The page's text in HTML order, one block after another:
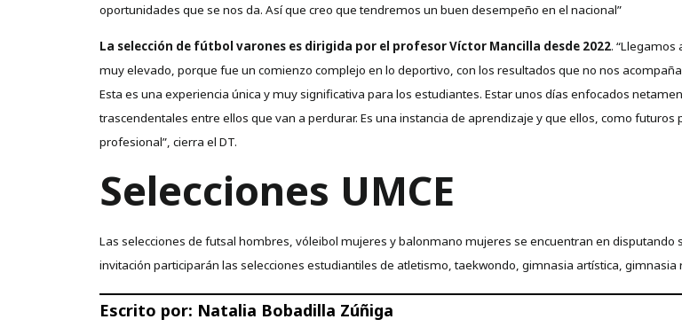
oportunidades que se nos da. Así que creo que tendremos un buen desempeño en el nacional”
La selección de fútbol varones es dirigida por el profesor Víctor Mancilla desde 2022. “Llegamos
muy elevado, porque fue un comienzo complejo en lo deportivo, con los resultados que no nos
Esta es una experiencia única y muy significativa para los estudiantes. Estar unos días enfocados
trascendentales entre ellos que van a perdurar. Es una instancia de aprendizaje y que ellos, como
profesional”, cierra el DT.
Selecciones UMCE
Las selecciones de futsal hombres, vóleibol mujeres y balonmano mujeres se encuentran en
invitación participarán las selecciones estudiantiles de atletismo, taekwondo, gimnasia artística,
Escrito por: Natalia Bobadilla Zúñiga